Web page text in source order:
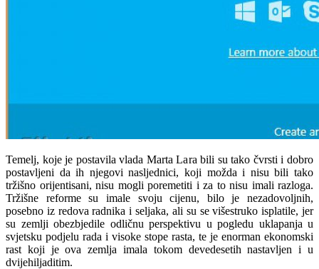
Temelj, koje je postavila vlada Marta Lara bili su tako čvrsti i dobro
postavljeni da ih njegovi nasljednici, koji možda i nisu bili tako
tržišno orijentisani, nisu mogli poremetiti i za to nisu imali razloga.
Tržišne reforme su imale svoju cijenu, bilo je nezadovoljnih,
posebno iz redova radnika i seljaka, ali su se višestruko isplatile, jer
su zemlji obezbjedile odličnu perspektivu u pogledu uklapanja u
svjetsku podjelu rada i visoke stope rasta, te je enorman ekonomski
rast koji je ova zemlja imala tokom devedesetih nastavljen i u
dvijehiljaditim.